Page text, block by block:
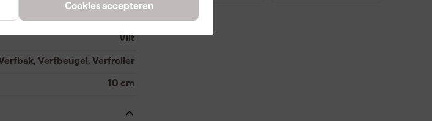
Cookies accepteren
Vilt
Verfbeugel, Verfroller
10 cm